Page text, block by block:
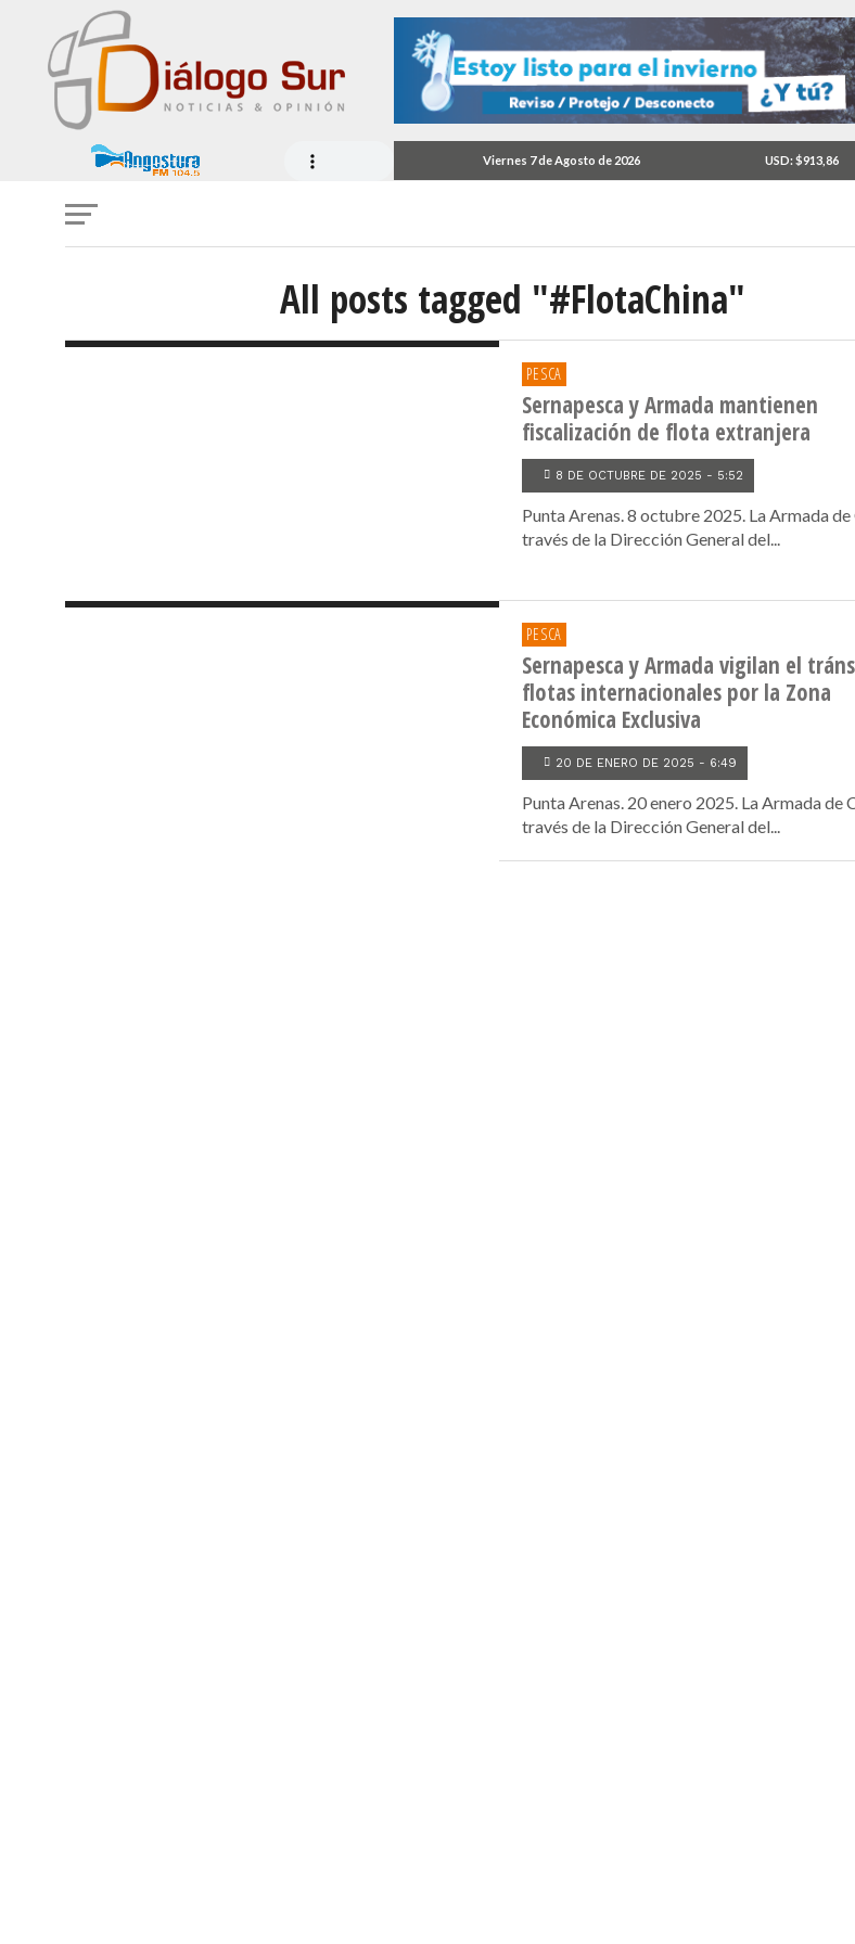
Viernes 7 de Agosto de 2026 USD: $913,86
All posts tagged "#FlotaChina"
PESCA
Sernapesca y Armada mantienen
fiscalización de flota extranjera
8 DE OCTUBRE DE 2025 - 5:52
Punta Arenas. 8 octubre 2025. La Armada de
través de la Dirección General del...
PESCA
Sernapesca y Armada vigilan el
flotas internacionales por la Zona
Económica Exclusiva
20 DE ENERO DE 2025 - 6:49
Punta Arenas. 20 enero 2025. La Armada de
través de la Dirección General del...